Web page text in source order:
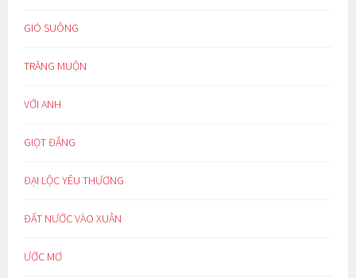
GIÓ SUÔNG
TRĂNG MUỘN
VỚI ANH
GIỌT ĐẮNG
ĐẠI LỘC YÊU THƯƠNG
ĐẤT NƯỚC VÀO XUÂN
ƯỚC MƠ